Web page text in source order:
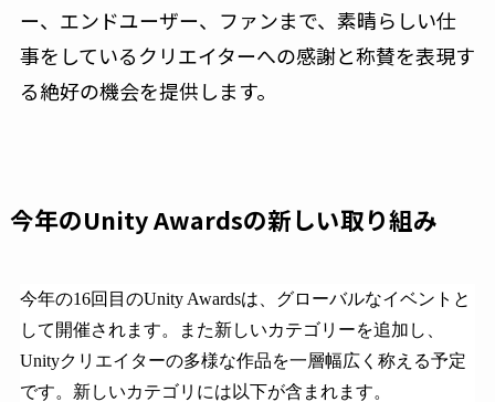
ー、エンドユーザー、ファンまで、素晴らしい仕
事をしているクリエイターへの感謝と称賛を表現す
る絶好の機会を提供します。
今年のUnity Awardsの新しい取り組み
今年の16回目のUnity Awardsは、グローバルなイベントと
して開催されます。また新しいカテゴリーを追加し、
Unityクリエイターの多様な作品を一層幅広く称える予定
です。新しいカテゴリには以下が含まれます。